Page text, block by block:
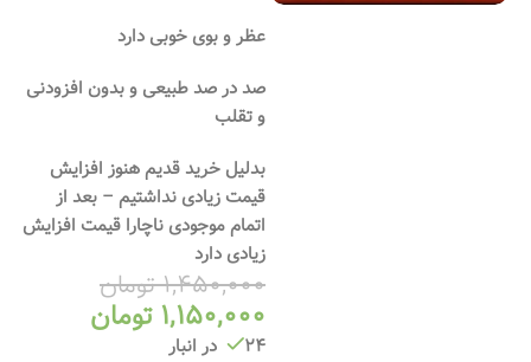
عظر و بوی خوبی دارد
صد در صد طبیعی و بدون افزودنی
و تقلب
بدلیل خرید قدیم هنوز افزایش
قیمت زیادی نداشتیم – بعد از
اتمام موجودی ناچارا قیمت افزایش
زیادی دارد
1,450,000تومان
1,150,000 تومان
24 در انبار